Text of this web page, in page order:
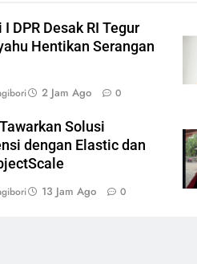
DPR Desak RI Tegur
Hentikan Serangan
2 Jam Ago 0
Solusi
dengan Elastic dan
13 Jam Ago 0